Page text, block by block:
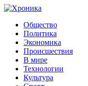
Общество
Политика
Экономика
Происшествия
В мире
Технологии
Культура